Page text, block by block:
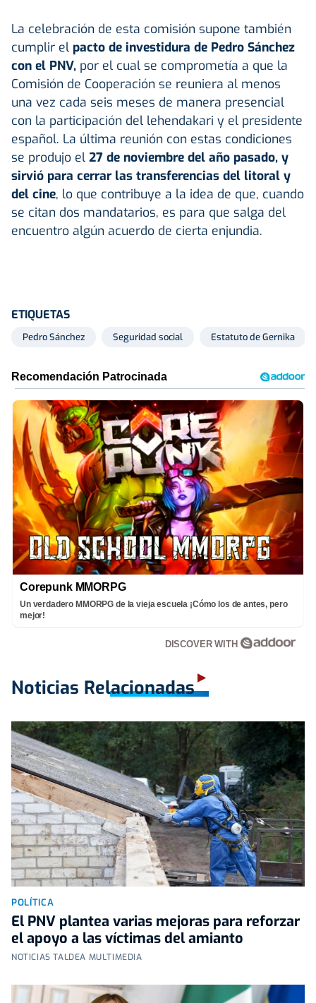
La celebración de esta comisión supone también
cumplir el pacto de investidura de Pedro Sánchez
con el PNV, por el cual se comprometía a que la
Comisión de Cooperación se reuniera al menos
una vez cada seis meses de manera presencial
con la participación del lehendakari y el presidente
español. La última reunión con estas condiciones
se produjo el 27 de noviembre del año pasado, y
sirvió para cerrar las transferencias del litoral y
del cine, lo que contribuye a la idea de que, cuando
se citan dos mandatarios, es para que salga del
encuentro algún acuerdo de cierta enjundia.
ETIQUETAS
Pedro Sánchez Seguridad social Estatuto de Gernika
Corepunk MMORPG
Un verdadero MMORPG de la vieja escuela ¡Cómo los de antes, pero
mejor!
DISCOVER WITH
Noticias Relacionadas
POLÍTICA
El PNV plantea varias mejoras para reforzar
el apoyo a las víctimas del amianto
NOTICIAS TALDEA MULTIMEDIA